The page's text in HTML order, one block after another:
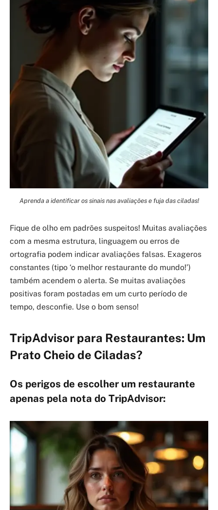
Aprenda a identificar os sinais nas avaliações e fuja das ciladas!
Fique de olho em padrões suspeitos! Muitas avaliações
com a mesma estrutura, linguagem ou erros de
ortografia podem indicar avaliações falsas. Exageros
constantes (tipo ‘o melhor restaurante do mundo!’)
também acendem o alerta. Se muitas avaliações
positivas foram postadas em um curto período de
tempo, desconfie. Use o bom senso!
TripAdvisor para Restaurantes: Um
Prato Cheio de Ciladas?
Os perigos de escolher um restaurante
apenas pela nota do TripAdvisor: